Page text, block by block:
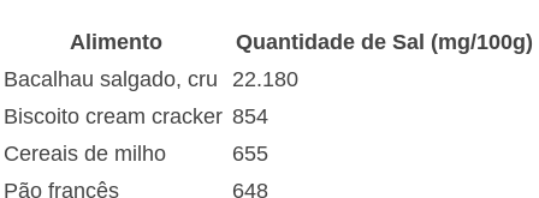
Alimento
Quantidade de Sal (mg/100g)
Bacalhau salgado, cru
22.180
Biscoito cream cracker 854
Cereais de milho
655
Pão francês
648